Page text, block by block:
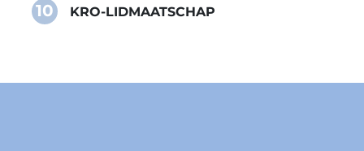
10 KRO-LIDMAATSCHAP